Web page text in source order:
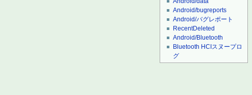
Android/bugreports
Android/バグレポート
RecentDeleted
Android/Bluetooth
Bluetooth HCIスヌープロ
グ